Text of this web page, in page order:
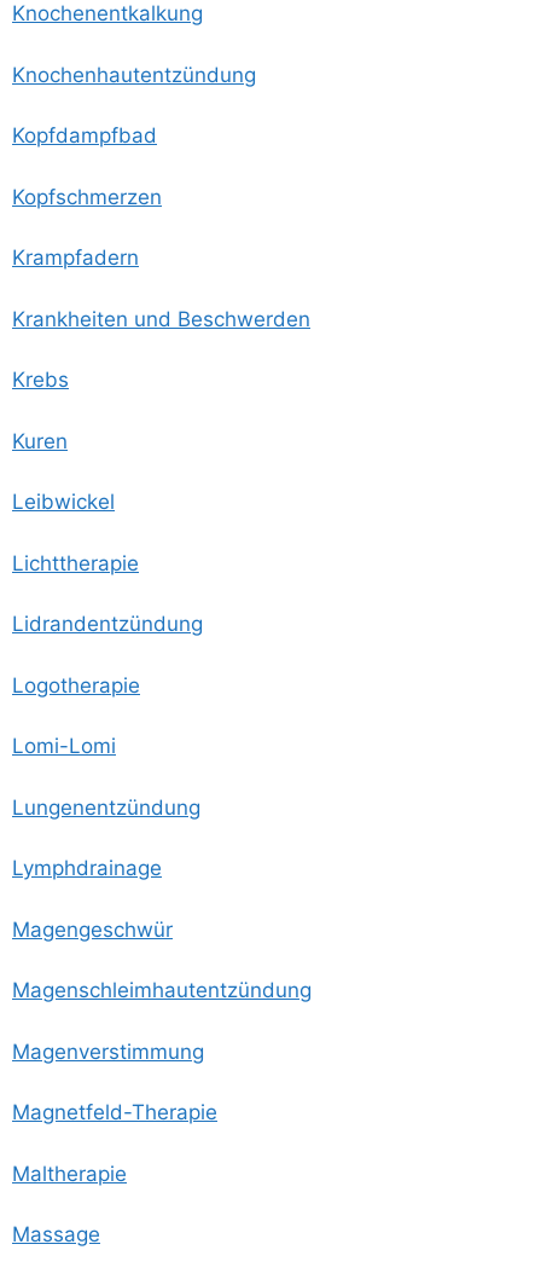
Kno­chen­ent­kal­kung
Kno­chen­haut­ent­zün­dung
Kopf­dampf­bad
Kopf­schmer­zen
Krampf­adern
Krank­hei­ten und Beschwerden
Krebs
Kuren
Leib­wi­ckel
Licht­the­ra­pie
Lid­rand­ent­zün­dung
Logo­the­ra­pie
Lomi-Lomi
Lun­gen­ent­zün­dung
Lymph­drai­na­ge
Magen­ge­schwür
Magen­schleim­haut­ent­zün­dung
Magen­ver­stim­mung
Magnet­feld-The­ra­pie
Mal­the­ra­pie
Mas­sa­ge